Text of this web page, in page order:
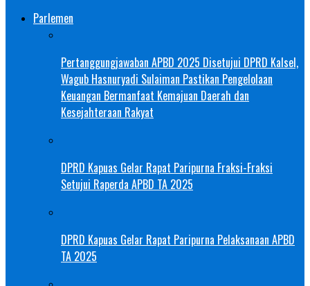
Parlemen
Pertanggungjawaban APBD 2025 Disetujui DPRD Kalsel,
Wagub Hasnuryadi Sulaiman Pastikan Pengelolaan
Keuangan Bermanfaat Kemajuan Daerah dan
Kesejahteraan Rakyat
DPRD Kapuas Gelar Rapat Paripurna Fraksi-Fraksi
Setujui Raperda APBD TA 2025
DPRD Kapuas Gelar Rapat Paripurna Pelaksanaan APBD
TA 2025